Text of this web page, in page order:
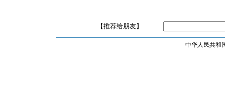
【推荐给朋友】
中华人民共和